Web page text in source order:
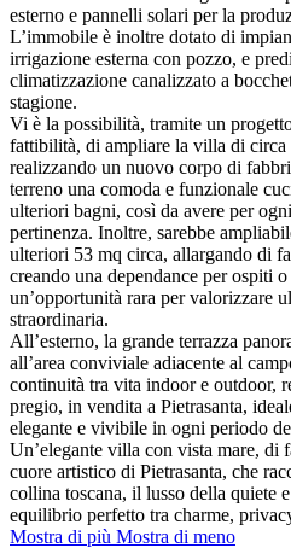
esterno e pannelli solari per la
L’immobile è inoltre dotato di
irrigazione esterna con pozzo, e
climatizzazione canalizzato a
stagione.
Vi è la possibilità, tramite un
fattibilità, di ampliare la villa di
realizzando un nuovo corpo di
terreno una comoda e funzionale
ulteriori bagni, così da avere per
pertinenza. Inoltre, sarebbe
ulteriori 53 mq circa, allargando di
creando una dependance per ospiti
un’opportunità rara per valorizzare
straordinaria.
All’esterno, la grande terrazza
all’area conviviale adiacente al
continuità tra vita indoor e outdoor,
pregio, in vendita a Pietrasanta,
elegante e vivibile in ogni periodo
Un’elegante villa con vista mare, di
cuore artistico di Pietrasanta, che
collina toscana, il lusso della quiete
equilibrio perfetto tra charme,
Mostra di più Mostra di meno